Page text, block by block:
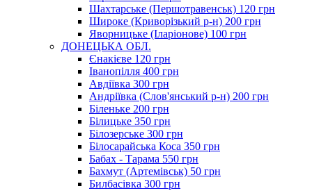
Шахтарське (Першотравенськ) 120 грн
Широке (Криворізький р-н) 200 грн
Яворницьке (Іларіонове) 100 грн
ДОНЕЦЬКА ОБЛ.
Єнакієве 120 грн
Іванопілля 400 грн
Авдіївка 300 грн
Андріївка (Слов'янський р-н) 200 грн
Біленьке 200 грн
Білицьке 350 грн
Білозерське 300 грн
Білосарайська Коса 350 грн
Бабах - Тарама 550 грн
Бахмут (Артемівськ) 50 грн
Билбасівка 300 грн